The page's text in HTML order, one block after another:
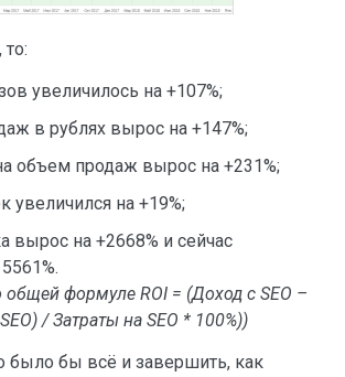
увеличилось на +107%;
в рублях вырос на +147%;
объем продаж вырос на +231%;
увеличился на +19%;
вырос на +2668% и сейчас
общей формуле ROI = (Доход с SEO –
/ Затраты на SEO * 100%))
было бы всё и завершить, как